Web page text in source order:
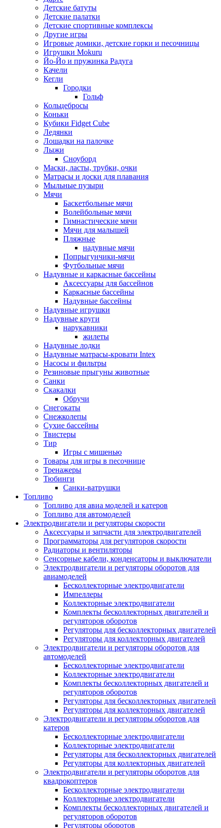
Детские батуты
Детские палатки
Детские спортивные комплексы
Другие игры
Игровые домики, детские горки и песочницы
Игрушки Mokuru
Йо-Йо и пружинка Радуга
Качели
Кегли
Городки
Гольф
Кольцебросы
Коньки
Кубики Fidget Cube
Ледянки
Лошадки на палочке
Лыжи
Сноуборд
Маски, ласты, трубки, очки
Матрасы и доски для плавания
Мыльные пузыри
Мячи
Баскетбольные мячи
Волейбольные мячи
Гимнастические мячи
Мячи для малышей
Пляжные
надувные мячи
Попрыгунчики-мячи
Футбольные мячи
Надувные и каркасные бассейны
Аксессуары для бассейнов
Каркасные бассейны
Надувные бассейны
Надувные игрушки
Надувные круги
нарукавники
жилеты
Надувные лодки
Надувные матрасы-кровати Intex
Насосы и фильтры
Резиновые прыгуны животные
Санки
Скакалки
Обручи
Снегокаты
Снежколепы
Сухие бассейны
Твистеры
Тир
Игры с мишенью
Товары для игры в песочнице
Тренажеры
Тюбинги
Санки-ватрушки
Топливо
Топливо для авиа моделей и катеров
Топливо для автомоделей
Электродвигатели и регуляторы скорости
Аксессуары и запчасти для электродвигателей
Программаторы для регуляторов скорости
Радиаторы и вентиляторы
Сенсорные кабели, конденсаторы и выключатели
Электродвигатели и регуляторы оборотов для
авиамоделей
Бесколлекторные электродвигатели
Импеллеры
Коллекторные электродвигатели
Комплекты бесколлекторных двигателей и
регуляторов оборотов
Регуляторы для бесколлекторных двигателей
Регуляторы для коллекторных двигателей
Электродвигатели и регуляторы оборотов для
автомоделей
Бесколлекторные электродвигатели
Коллекторные электродвигатели
Комплекты бесколлекторных двигателей и
регуляторов оборотов
Регуляторы для бесколлекторных двигателей
Регуляторы для коллекторных двигателей
Электродвигатели и регуляторы оборотов для
катеров
Бесколлекторные электродвигатели
Коллекторные электродвигатели
Регуляторы для бесколлекторных двигателей
Регуляторы для коллекторных двигателей
Электродвигатели и регуляторы оборотов для
квадрокоптеров
Бесколлекторные электродвигатели
Коллекторные электродвигатели
Комплекты бесколлекторных двигателей и
регуляторов оборотов
Регуляторы оборотов